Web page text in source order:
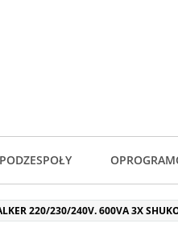
PODZESPOŁY
220/230/240V. 600VA 3X